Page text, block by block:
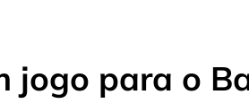
jogo para o